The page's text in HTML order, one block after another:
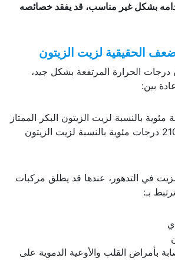
بشكل غير مناسب، قد يفقد خصائصه
الحقيقية لزيت الزيتون
درجات الحرارة المرتفعة بشكل جيد،
بين:
وقد تصل إلى 210 درجات مئوية بالنسبة لزيت الزيتون
في التدهور، عندها قد يطلق مركبات
بـ:
بأمراض القلب والأوعية الدموية على